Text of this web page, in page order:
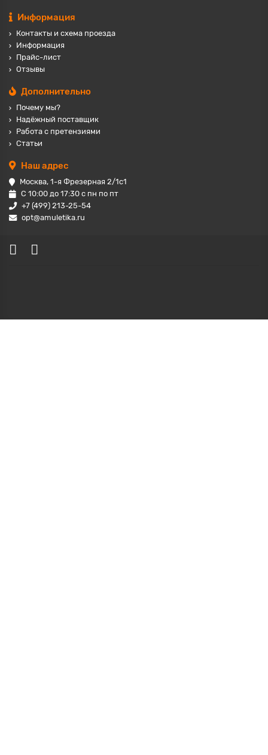
Информация
Контакты и схема проезда
Информация
Прайс-лист
Отзывы
Дополнительно
Почему мы?
Надёжный поставщик
Работа с претензиями
Статьи
Наш адрес
Москва, 1-я Фрезерная 2/1с1
С 10:00 до 17:30 с пн по пт
+7 (499) 213-25-54
opt@amuletika.ru